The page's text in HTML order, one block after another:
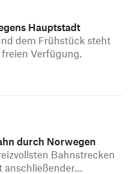
Hauptstadt
dem Frühstück steht
freien Verfügung.
durch Norwegen
Bahnstrecken
anschließender